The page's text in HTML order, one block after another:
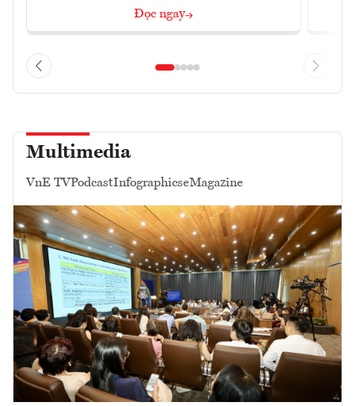
Đọc ngay
Multimedia
VnE TVPodcastInfographicseMagazine